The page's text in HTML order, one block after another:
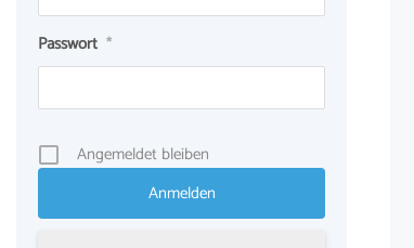
Passwort *
Angemeldet bleiben